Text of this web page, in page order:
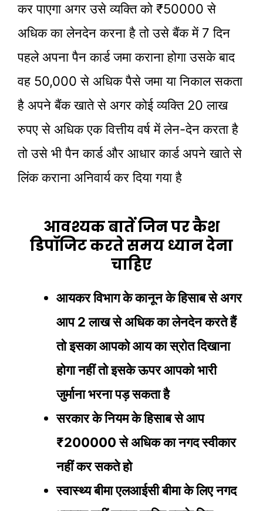
कर पाएगा अगर उसे व्यक्ति को ₹50000 से
अधिक का लेनदेन करना है तो उसे बैंक में 7 दिन
पहले अपना पैन कार्ड जमा कराना होगा उसके बाद
वह 50,000 से अधिक पैसे जमा या निकाल सकता
है अपने बैंक खाते से अगर कोई व्यक्ति 20 लाख
रुपए से अधिक एक वित्तीय वर्ष में लेन-देन करता है
तो उसे भी पैन कार्ड और आधार कार्ड अपने खाते से
लिंक कराना अनिवार्य कर दिया गया है
आवश्यक बातें जिन पर कैश
डिपॉजिट करते समय ध्यान देना
चाहिए
आयकर विभाग के कानून के हिसाब से अगर
आप 2 लाख से अधिक का लेनदेन करते हैं
तो इसका आपको आय का स्रोत दिखाना
होगा नहीं तो इसके ऊपर आपको भारी
जुर्माना भरना पड़ सकता है
सरकार के नियम के हिसाब से आप
₹200000 से अधिक का नगद स्वीकार
नहीं कर सकते हो
स्वास्थ्य बीमा एलआईसी बीमा के लिए नगद